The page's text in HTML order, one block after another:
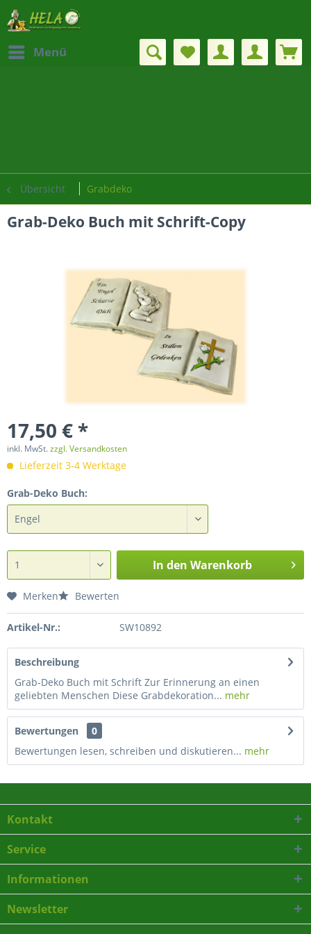
Menü
Übersicht Grabdeko
Grab-Deko Buch mit Schrift-Copy
17,50 € *
inkl. MwSt.zzgl. Versandkosten
Lieferzeit 3-4 Werktage
Grab-Deko Buch:
In den Warenkorb
Merken Bewerten
Artikel-Nr.: SW10892
Beschreibung
Grab-Deko Buch mit Schrift Zur Erinnerung an einen
geliebten Menschen Diese Grabdekoration... mehr
Bewertungen
0
Bewertungen lesen, schreiben und diskutieren... mehr
Kontakt
Service
Informationen
Newsletter